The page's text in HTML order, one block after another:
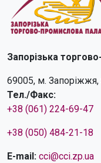
Запорізька
69005, м.
Тел./Факс:
+38 (061) 224-69-47
+38 (050) 484-21-18
E-mail: cci@cci.zp.ua